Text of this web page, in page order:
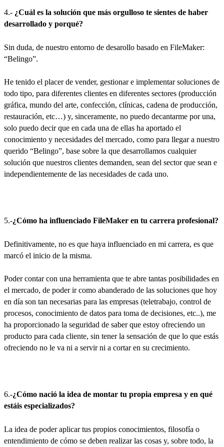
4.- ¿Cuál es la solución que más orgulloso te sientes de haber
desarrollado y porqué?
Sin duda, de nuestro entorno de desarollo basado en FileMaker:
“Belingo”.
He tenido el placer de vender, gestionar e implementar soluciones de
todo tipo, para diferentes clientes en diferentes sectores (producción
gráfica, mundo del arte, confección, clínicas, cadena de producción,
restauración, etc…) y, sinceramente, no puedo decantarme por una,
solo puedo decir que en cada una de ellas ha aportado el
conocimiento y necesidades del mercado, como para llegar a nuestro
querido “Belingo”, base sobre la que desarrollamos cualquier
solución que nuestros clientes demanden, sean del sector que sean e
independientemente de las necesidades de cada uno.
5.-¿Cómo ha influenciado FileMaker en tu carrera profesional?
Definitivamente, no es que haya influenciado en mi carrera, es que
marcó el inicio de la misma.
Poder contar con una herramienta que te abre tantas posibilidades en
el mercado, de poder ir como abanderado de las soluciones que hoy
en día son tan necesarias para las empresas (teletrabajo, control de
procesos, conocimiento de datos para toma de decisiones, etc..), me
ha proporcionado la seguridad de saber que estoy ofreciendo un
producto para cada cliente, sin tener la sensación de que lo que estás
ofreciendo no le va ni a servir ni a cortar en su crecimiento.
6.-¿Cómo nació la idea de montar tu propia empresa y en qué
estáis especializados?
La idea de poder aplicar tus propios conocimientos, filosofía o
entendimiento de cómo se deben realizar las cosas y, sobre todo, la